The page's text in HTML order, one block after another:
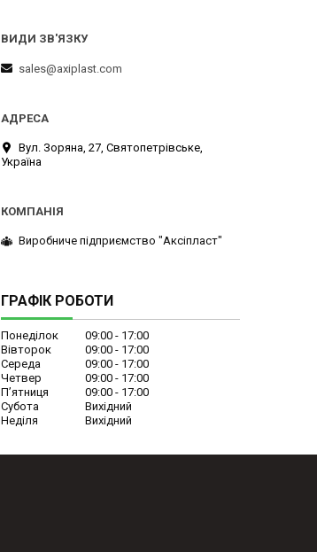
sales@axiplast.com
Вул. Зоряна, 27, Святопетрівське,
Україна
Виробниче підприємство "Аксіпласт"
ГРАФІК РОБОТИ
Понеділок 09:00
17:00
Вівторок
09:00
17:00
Середа
09:00
17:00
Четвер
09:00
17:00
Пʼятниця
09:00
17:00
Субота
Вихідний
Неділя
Вихідний